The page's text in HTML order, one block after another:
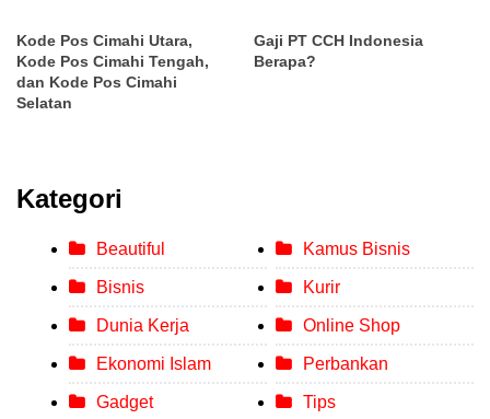
Kode Pos Cimahi Utara,
Kode Pos Cimahi Tengah,
dan Kode Pos Cimahi
Selatan
Gaji PT CCH Indonesia
Berapa?
Kategori
Beautiful
Bisnis
Dunia Kerja
Ekonomi Islam
Gadget
Kamus Bisnis
Kurir
Online Shop
Perbankan
Tips